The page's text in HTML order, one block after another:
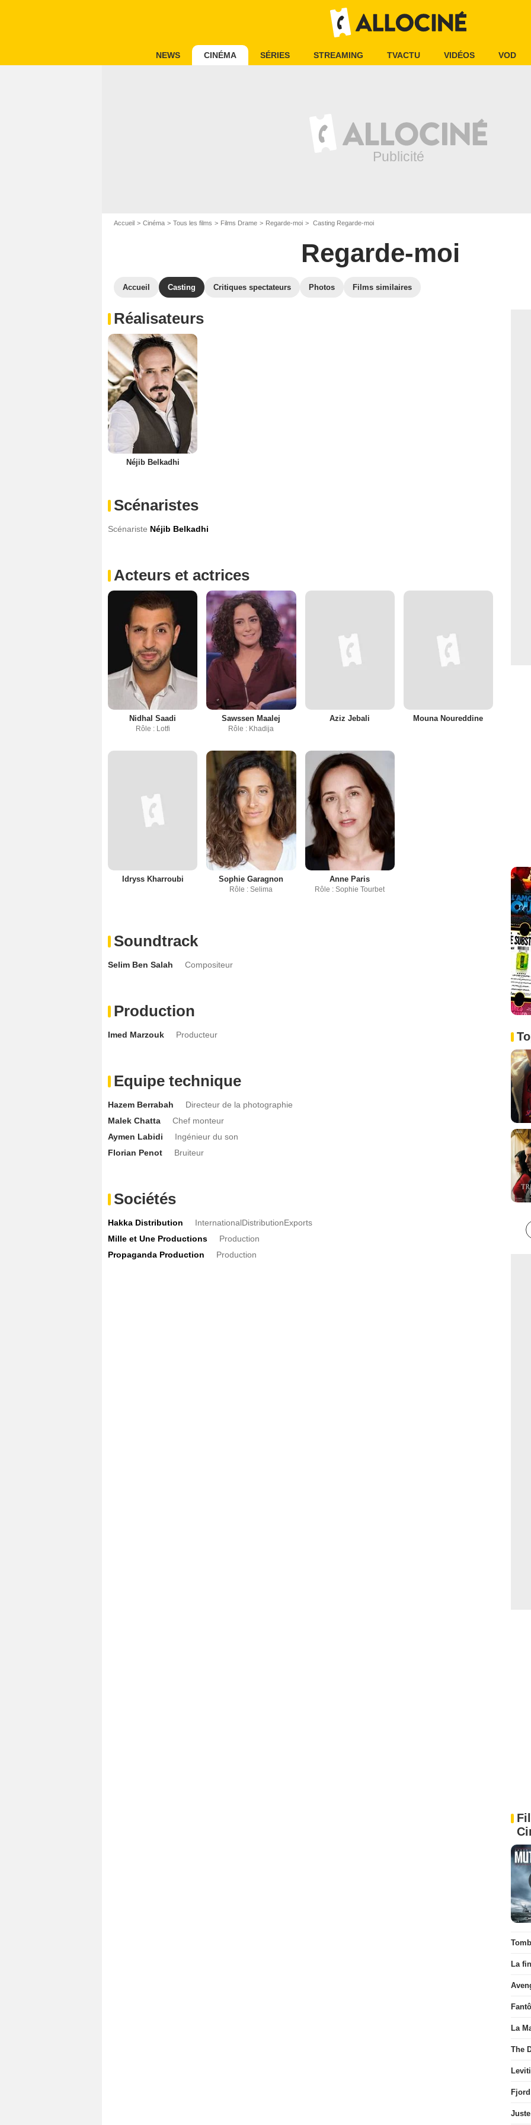
NEWS CINÉMA SÉRIES STREAMING TVACTU VIDÉOS VOD
Accueil Cinéma Tous les films Films Drame Regarde-moi Casting Regarde-moi
Regarde-moi
Accueil Casting Critiques spectateurs Photos Films similaires
Réalisateurs
Néjib Belkadhi
Scénaristes
Scénariste Néjib Belkadhi
Acteurs et actrices
Nidhal Saadi
Rôle : Lotfi
Sawssen Maalej
Rôle : Khadija
Aziz Jebali Mouna Noureddine
Idryss Kharroubi Sophie Garagnon
Rôle : Selima
Anne Paris
Rôle : Sophie Tourbet
Soundtrack
Selim Ben Salah Compositeur
Production
Imed Marzouk Producteur
Equipe technique
Hazem Berrabah
Directeur de la photographie
Malek Chatta
Chef monteur
Aymen Labidi
Ingénieur du son
Florian Penot
Bruiteur
Sociétés
Hakka Distribution
InternationalDistributionExports
Mille et Une Productions
Production
Propaganda Production
Production
La
La
The
Fjord